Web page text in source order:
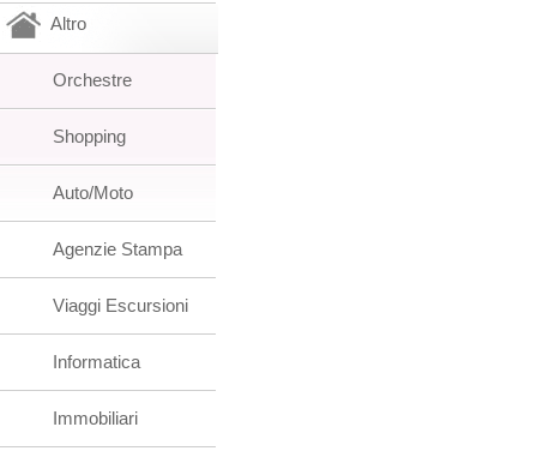
Altro
Orchestre
Shopping
Auto/Moto
Agenzie Stampa
Viaggi Escursioni
Informatica
Immobiliari